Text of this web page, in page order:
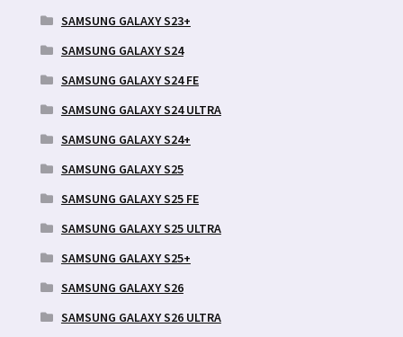
SAMSUNG GALAXY S23+
SAMSUNG GALAXY S24
SAMSUNG GALAXY S24 FE
SAMSUNG GALAXY S24 ULTRA
SAMSUNG GALAXY S24+
SAMSUNG GALAXY S25
SAMSUNG GALAXY S25 FE
SAMSUNG GALAXY S25 ULTRA
SAMSUNG GALAXY S25+
SAMSUNG GALAXY S26
SAMSUNG GALAXY S26 ULTRA